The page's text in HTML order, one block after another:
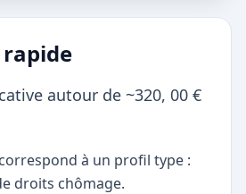
autour de ~320, 00 €
à un profil type :
droits chômage.